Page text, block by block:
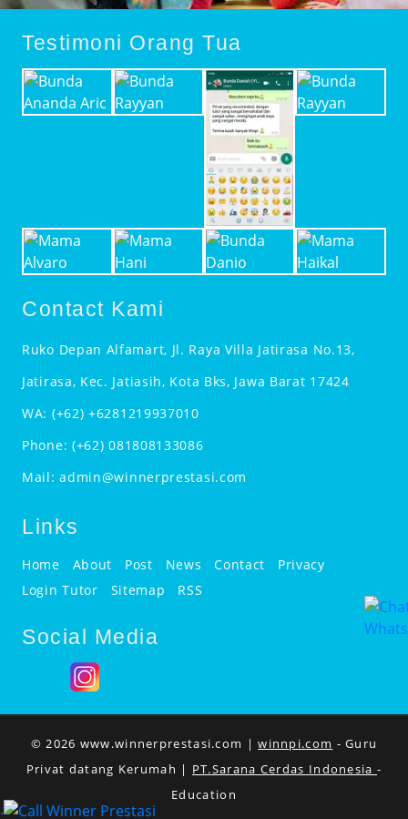
Testimoni Orang Tua
Contact Kami
Ruko Depan Alfamart, Jl. Raya Villa Jatirasa No.13,
Jatirasa, Kec. Jatiasih, Kota Bks, Jawa Barat 17424
WA: (+62) +6281219937010
Phone: (+62) 081808133086
Mail:admin@winnerprestasi.com
Links
Home About Post News Contact
Privacy
Login Tutor
Sitemap RSS
Social Media
© 2026 www.winnerprestasi.com |winnpi.com - Guru
Privat datang Kerumah | PT.Sarana Cerdas Indonesia -
Education
.